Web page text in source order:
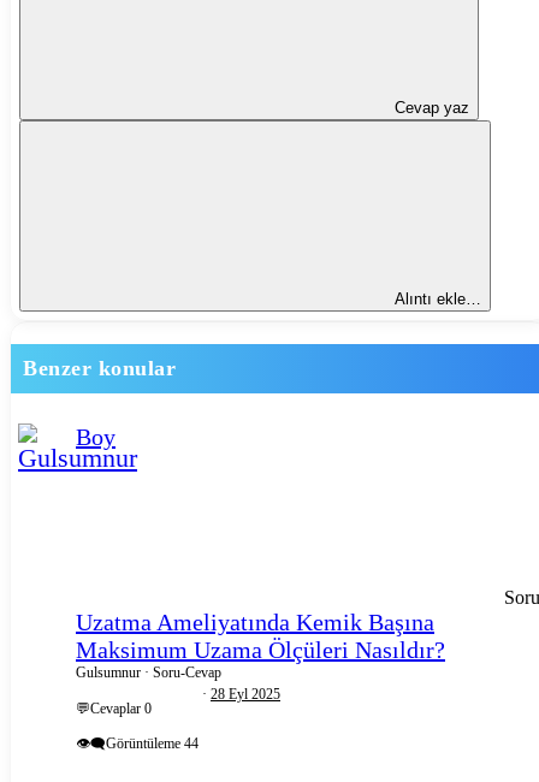
Cevap yaz
Alıntı ekle…
Benzer konular
Soru
Boy
Uzatma Ameliyatında Kemik Başına
Maksimum Uzama Ölçüleri Nasıldır?
Gulsumnur Soru-Cevap
💬Cevaplar 0
👁️‍🗨️Görüntüleme 44
28 Eyl 2025